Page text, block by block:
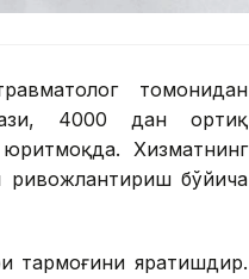
томонидан
4000 дан ортиқ
Хизматнинг
ривожлантириш бўйича
тармоғини яратишдир.